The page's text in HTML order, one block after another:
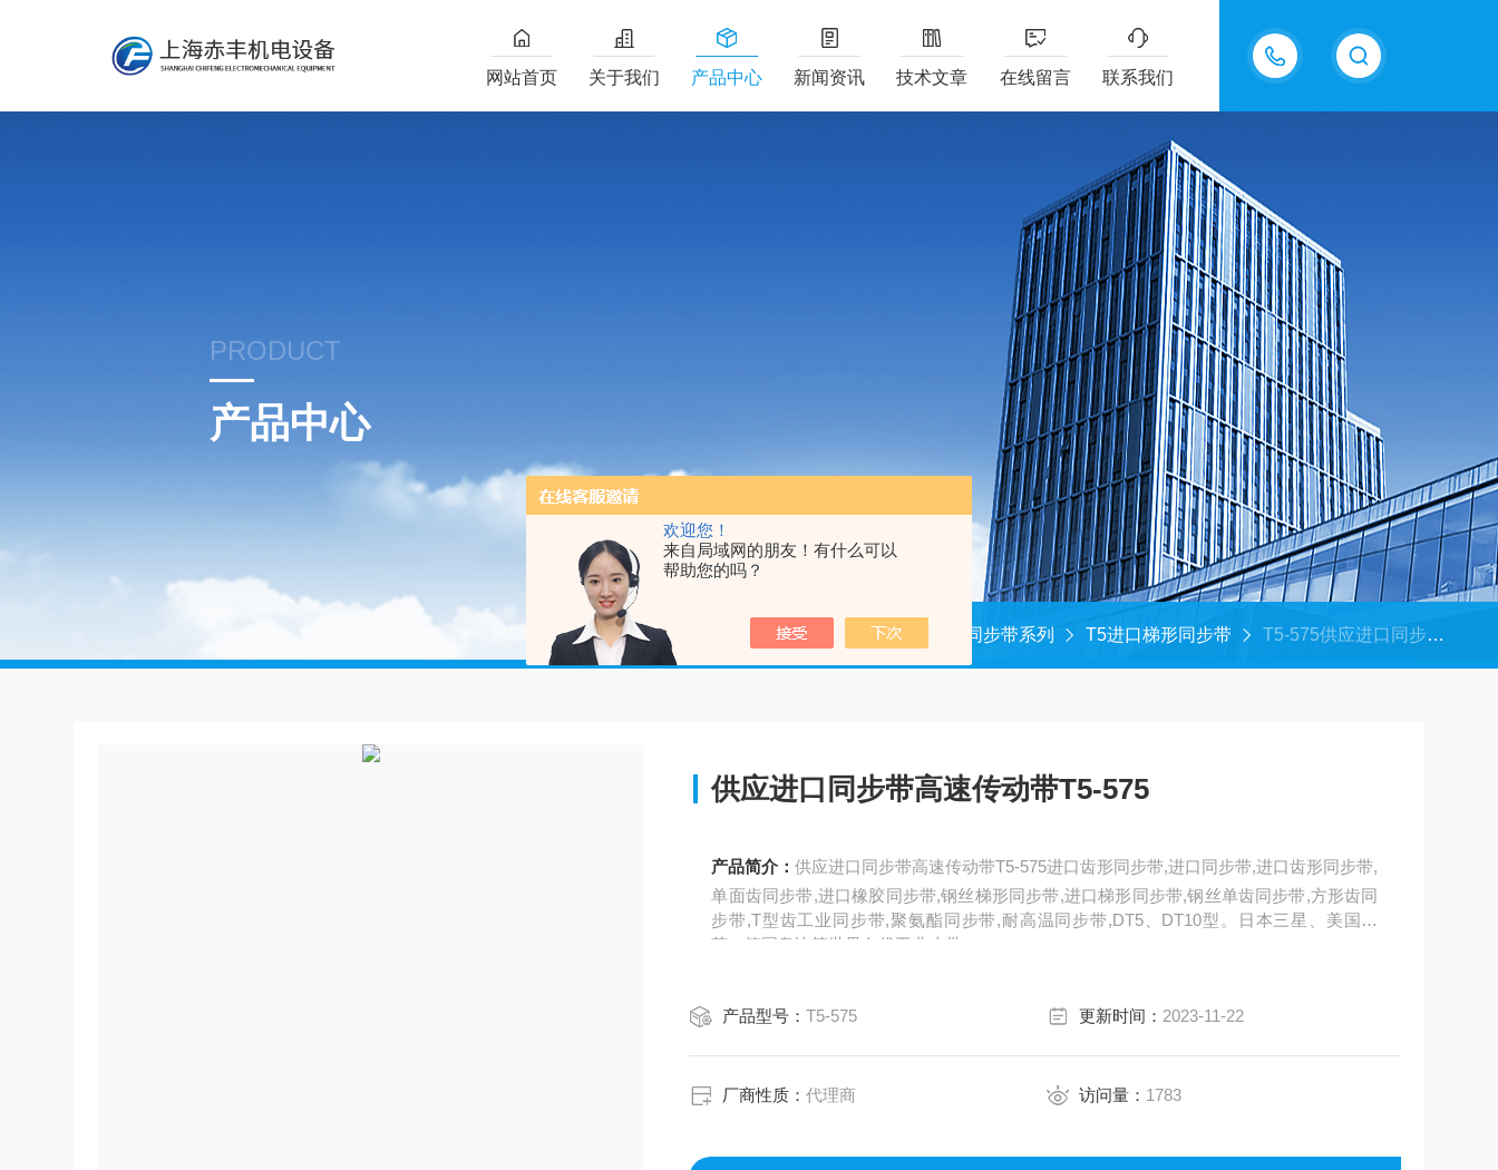
欢迎您！
来自局域网的朋友！有什么可以
帮助您的吗？
15618576711
网站首页 关于我们 产品中心 新闻资讯 技术文章 在线留言 联系我们
PRODUCT
产品中心
首页 产品中心 进口同步带系列 T5进口梯形同步带 T5-575供应进口同步带高速传动带T5-575
供应进口同步带高速传动带T5-575
产品简介：供应进口同步带高速传动带T5-575进口齿形同步带,进口同步带,进口齿形同步带,
单面齿同步带,进口橡胶同步带,钢丝梯形同步带,进口梯形同步带,钢丝单齿同步带,方形齿同
步带,T型齿工业同步带,聚氨酯同步带,耐高温同步带,DT5、DT10型。日本三星、美国盖
茨、德国奥比等世界名优工业皮带。
产品型号：T5-575 更新时间： 2023-11-22
厂商性质：代理商 访问量： 1783